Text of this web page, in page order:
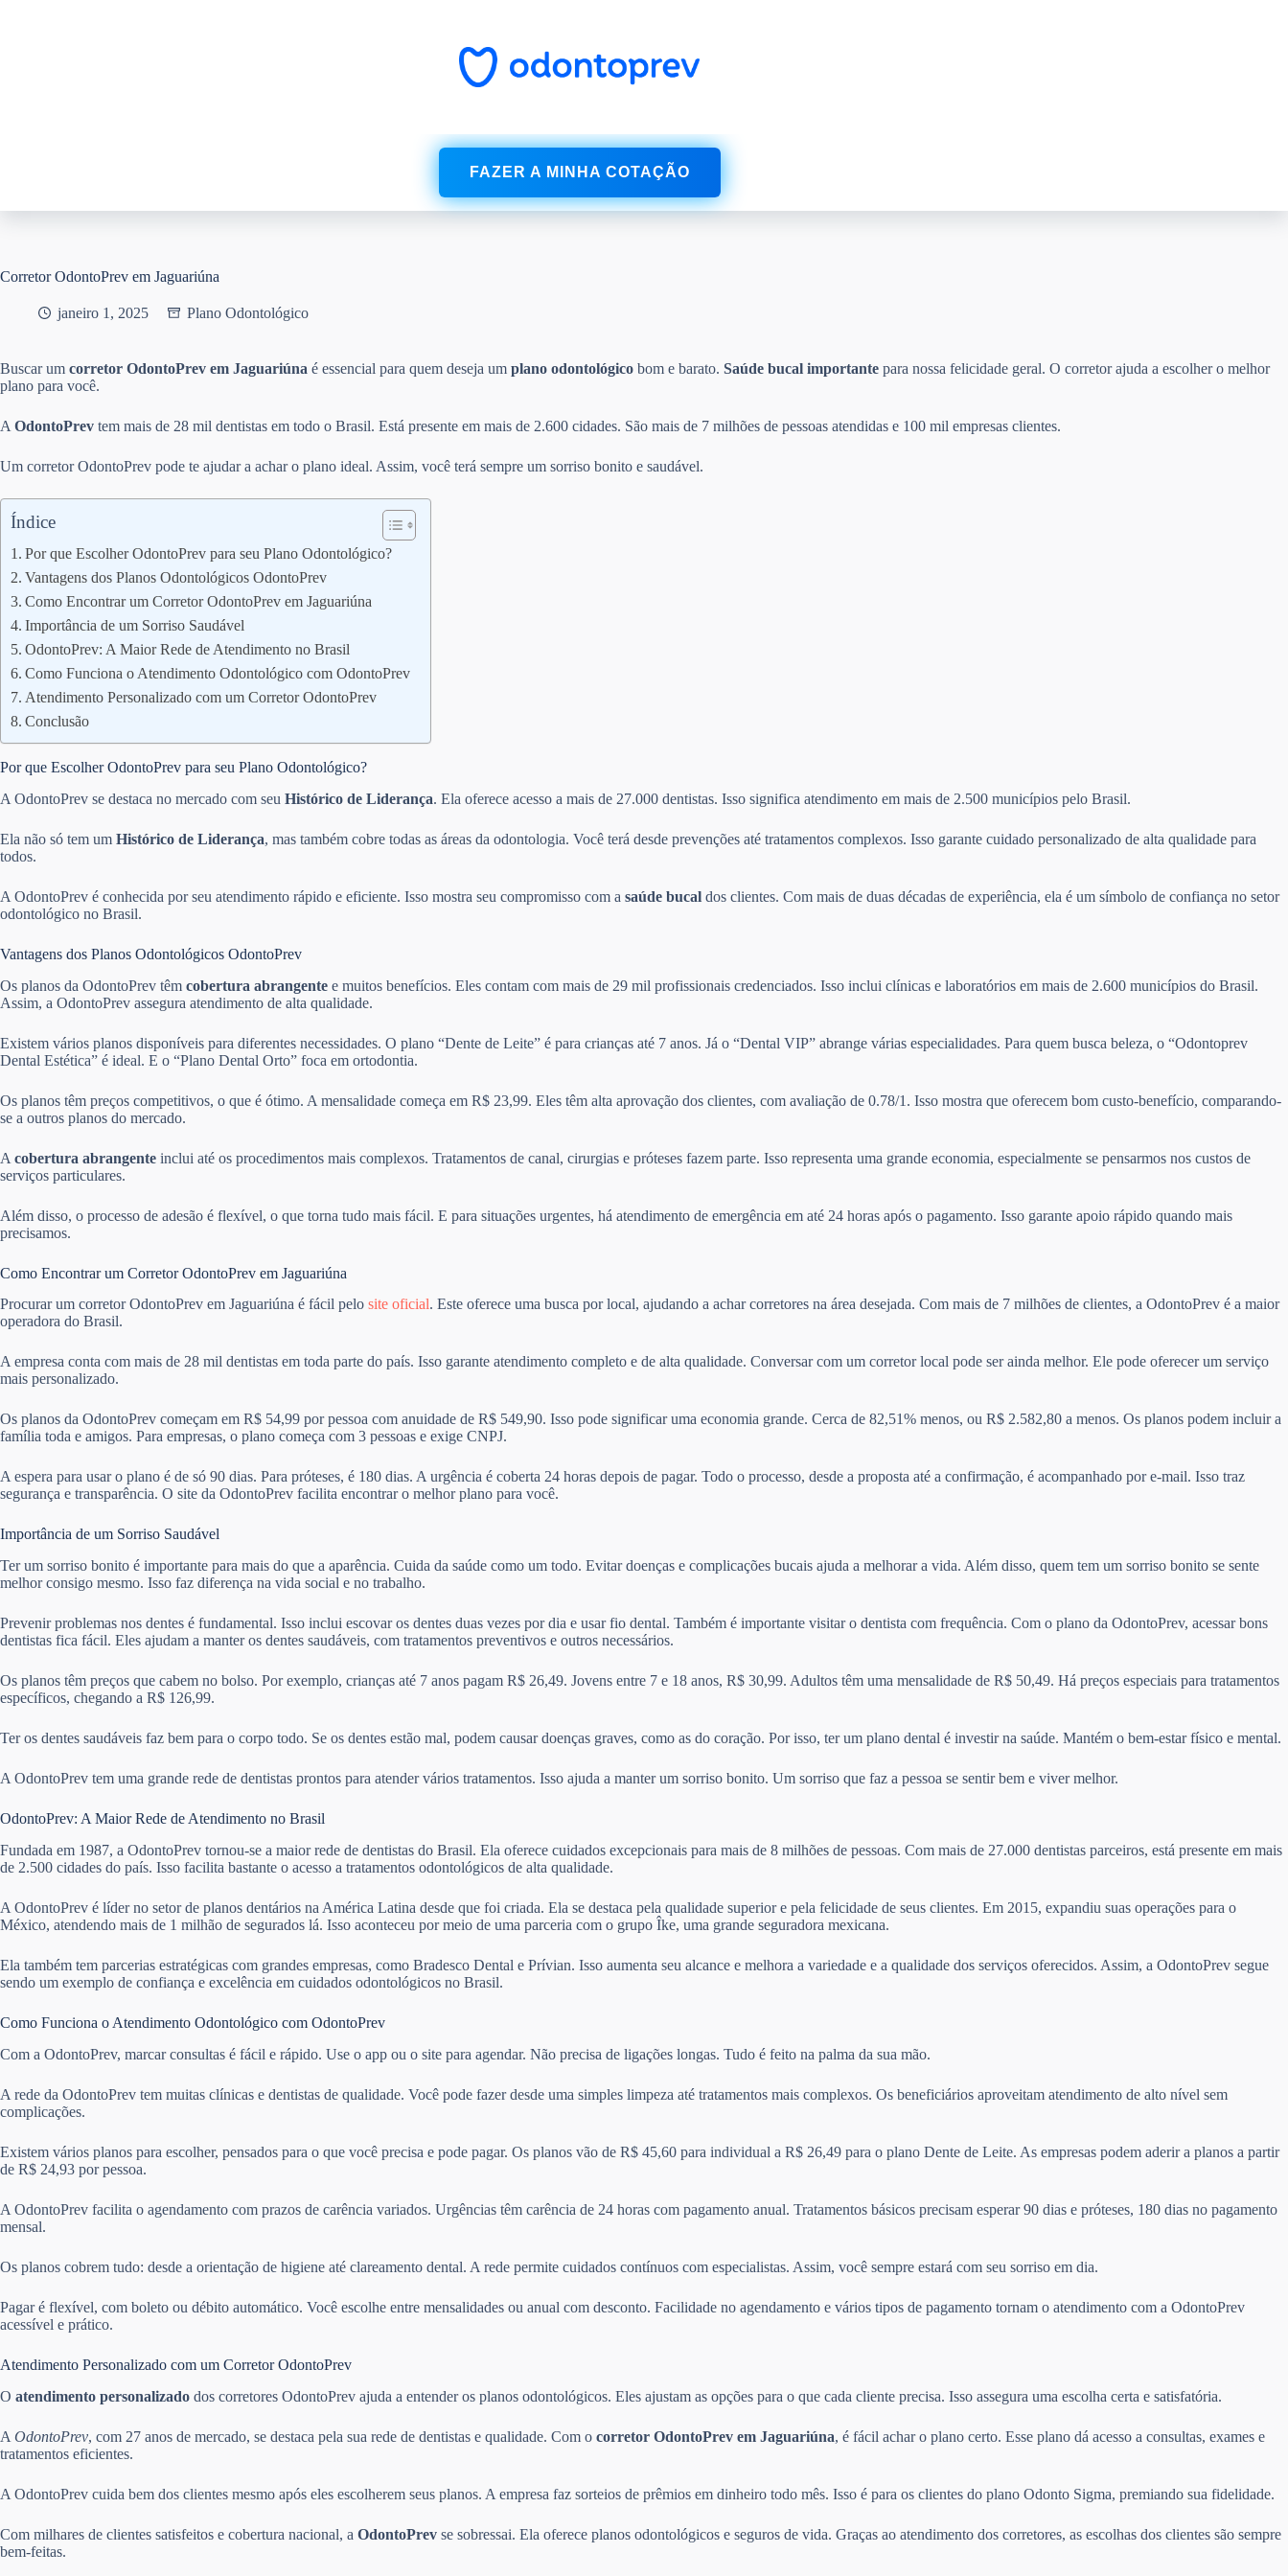
FAZER A MINHA COTAÇÃO
Corretor OdontoPrev em Jaguariúna
janeiro 1, 2025 Plano Odontológico
Buscar um corretor OdontoPrev em Jaguariúna é essencial para quem deseja um plano odontológico bom e barato. Saúde bucal importante para nossa felicidade geral. O corretor ajuda a escolher o melhor
plano para você.
A OdontoPrev tem mais de 28 mil dentistas em todo o Brasil. Está presente em mais de 2.600 cidades. São mais de 7 milhões de pessoas atendidas e 100 mil empresas clientes.
Um corretor OdontoPrev pode te ajudar a achar o plano ideal. Assim, você terá sempre um sorriso bonito e saudável.
Índice
Por que Escolher OdontoPrev para seu Plano Odontológico?
Vantagens dos Planos Odontológicos OdontoPrev
Como Encontrar um Corretor OdontoPrev em Jaguariúna
Importância de um Sorriso Saudável
OdontoPrev: A Maior Rede de Atendimento no Brasil
Como Funciona o Atendimento Odontológico com OdontoPrev
Atendimento Personalizado com um Corretor OdontoPrev
Conclusão
Por que Escolher OdontoPrev para seu Plano Odontológico?
A OdontoPrev se destaca no mercado com seu Histórico de Liderança. Ela oferece acesso a mais de 27.000 dentistas. Isso significa atendimento em mais de 2.500 municípios pelo Brasil.
Ela não só tem um Histórico de Liderança, mas também cobre todas as áreas da odontologia. Você terá desde prevenções até tratamentos complexos. Isso garante cuidado personalizado de alta qualidade para
todos.
A OdontoPrev é conhecida por seu atendimento rápido e eficiente. Isso mostra seu compromisso com a saúde bucal dos clientes. Com mais de duas décadas de experiência, ela é um símbolo de confiança no setor
odontológico no Brasil.
Vantagens dos Planos Odontológicos OdontoPrev
Os planos da OdontoPrev têm cobertura abrangente e muitos benefícios. Eles contam com mais de 29 mil profissionais credenciados. Isso inclui clínicas e laboratórios em mais de 2.600 municípios do Brasil.
Assim, a OdontoPrev assegura atendimento de alta qualidade.
Existem vários planos disponíveis para diferentes necessidades. O plano “Dente de Leite” é para crianças até 7 anos. Já o “Dental VIP” abrange várias especialidades. Para quem busca beleza, o “Odontoprev
Dental Estética” é ideal. E o “Plano Dental Orto” foca em ortodontia.
Os planos têm preços competitivos, o que é ótimo. A mensalidade começa em R$ 23,99. Eles têm alta aprovação dos clientes, com avaliação de 0.78/1. Isso mostra que oferecem bom custo-benefício, comparando-
se a outros planos do mercado.
A cobertura abrangente inclui até os procedimentos mais complexos. Tratamentos de canal, cirurgias e próteses fazem parte. Isso representa uma grande economia, especialmente se pensarmos nos custos de
serviços particulares.
Além disso, o processo de adesão é flexível, o que torna tudo mais fácil. E para situações urgentes, há atendimento de emergência em até 24 horas após o pagamento. Isso garante apoio rápido quando mais
precisamos.
Como Encontrar um Corretor OdontoPrev em Jaguariúna
Procurar um corretor OdontoPrev em Jaguariúna é fácil pelo site oficial. Este oferece uma busca por local, ajudando a achar corretores na área desejada. Com mais de 7 milhões de clientes, a OdontoPrev é a maior
operadora do Brasil.
A empresa conta com mais de 28 mil dentistas em toda parte do país. Isso garante atendimento completo e de alta qualidade. Conversar com um corretor local pode ser ainda melhor. Ele pode oferecer um serviço
mais personalizado.
Os planos da OdontoPrev começam em R$ 54,99 por pessoa com anuidade de R$ 549,90. Isso pode significar uma economia grande. Cerca de 82,51% menos, ou R$ 2.582,80 a menos. Os planos podem incluir a
família toda e amigos. Para empresas, o plano começa com 3 pessoas e exige CNPJ.
A espera para usar o plano é de só 90 dias. Para próteses, é 180 dias. A urgência é coberta 24 horas depois de pagar. Todo o processo, desde a proposta até a confirmação, é acompanhado por e-mail. Isso traz
segurança e transparência. O site da OdontoPrev facilita encontrar o melhor plano para você.
Importância de um Sorriso Saudável
Ter um sorriso bonito é importante para mais do que a aparência. Cuida da saúde como um todo. Evitar doenças e complicações bucais ajuda a melhorar a vida. Além disso, quem tem um sorriso bonito se sente
melhor consigo mesmo. Isso faz diferença na vida social e no trabalho.
Prevenir problemas nos dentes é fundamental. Isso inclui escovar os dentes duas vezes por dia e usar fio dental. Também é importante visitar o dentista com frequência. Com o plano da OdontoPrev, acessar bons
dentistas fica fácil. Eles ajudam a manter os dentes saudáveis, com tratamentos preventivos e outros necessários.
Os planos têm preços que cabem no bolso. Por exemplo, crianças até 7 anos pagam R$ 26,49. Jovens entre 7 e 18 anos, R$ 30,99. Adultos têm uma mensalidade de R$ 50,49. Há preços especiais para tratamentos
específicos, chegando a R$ 126,99.
Ter os dentes saudáveis faz bem para o corpo todo. Se os dentes estão mal, podem causar doenças graves, como as do coração. Por isso, ter um plano dental é investir na saúde. Mantém o bem-estar físico e mental.
A OdontoPrev tem uma grande rede de dentistas prontos para atender vários tratamentos. Isso ajuda a manter um sorriso bonito. Um sorriso que faz a pessoa se sentir bem e viver melhor.
OdontoPrev: A Maior Rede de Atendimento no Brasil
Fundada em 1987, a OdontoPrev tornou-se a maior rede de dentistas do Brasil. Ela oferece cuidados excepcionais para mais de 8 milhões de pessoas. Com mais de 27.000 dentistas parceiros, está presente em mais
de 2.500 cidades do país. Isso facilita bastante o acesso a tratamentos odontológicos de alta qualidade.
A OdontoPrev é líder no setor de planos dentários na América Latina desde que foi criada. Ela se destaca pela qualidade superior e pela felicidade de seus clientes. Em 2015, expandiu suas operações para o
México, atendendo mais de 1 milhão de segurados lá. Isso aconteceu por meio de uma parceria com o grupo Îke, uma grande seguradora mexicana.
Ela também tem parcerias estratégicas com grandes empresas, como Bradesco Dental e Prívian. Isso aumenta seu alcance e melhora a variedade e a qualidade dos serviços oferecidos. Assim, a OdontoPrev segue
sendo um exemplo de confiança e excelência em cuidados odontológicos no Brasil.
Como Funciona o Atendimento Odontológico com OdontoPrev
Com a OdontoPrev, marcar consultas é fácil e rápido. Use o app ou o site para agendar. Não precisa de ligações longas. Tudo é feito na palma da sua mão.
A rede da OdontoPrev tem muitas clínicas e dentistas de qualidade. Você pode fazer desde uma simples limpeza até tratamentos mais complexos. Os beneficiários aproveitam atendimento de alto nível sem
complicações.
Existem vários planos para escolher, pensados para o que você precisa e pode pagar. Os planos vão de R$ 45,60 para individual a R$ 26,49 para o plano Dente de Leite. As empresas podem aderir a planos a partir
de R$ 24,93 por pessoa.
A OdontoPrev facilita o agendamento com prazos de carência variados. Urgências têm carência de 24 horas com pagamento anual. Tratamentos básicos precisam esperar 90 dias e próteses, 180 dias no pagamento
mensal.
Os planos cobrem tudo: desde a orientação de higiene até clareamento dental. A rede permite cuidados contínuos com especialistas. Assim, você sempre estará com seu sorriso em dia.
Pagar é flexível, com boleto ou débito automático. Você escolhe entre mensalidades ou anual com desconto. Facilidade no agendamento e vários tipos de pagamento tornam o atendimento com a OdontoPrev
acessível e prático.
Atendimento Personalizado com um Corretor OdontoPrev
O atendimento personalizado dos corretores OdontoPrev ajuda a entender os planos odontológicos. Eles ajustam as opções para o que cada cliente precisa. Isso assegura uma escolha certa e satisfatória.
A OdontoPrev, com 27 anos de mercado, se destaca pela sua rede de dentistas e qualidade. Com o corretor OdontoPrev em Jaguariúna, é fácil achar o plano certo. Esse plano dá acesso a consultas, exames e
tratamentos eficientes.
A OdontoPrev cuida bem dos clientes mesmo após eles escolherem seus planos. A empresa faz sorteios de prêmios em dinheiro todo mês. Isso é para os clientes do plano Odonto Sigma, premiando sua fidelidade.
Com milhares de clientes satisfeitos e cobertura nacional, a OdontoPrev se sobressai. Ela oferece planos odontológicos e seguros de vida. Graças ao atendimento dos corretores, as escolhas dos clientes são sempre
bem-feitas.